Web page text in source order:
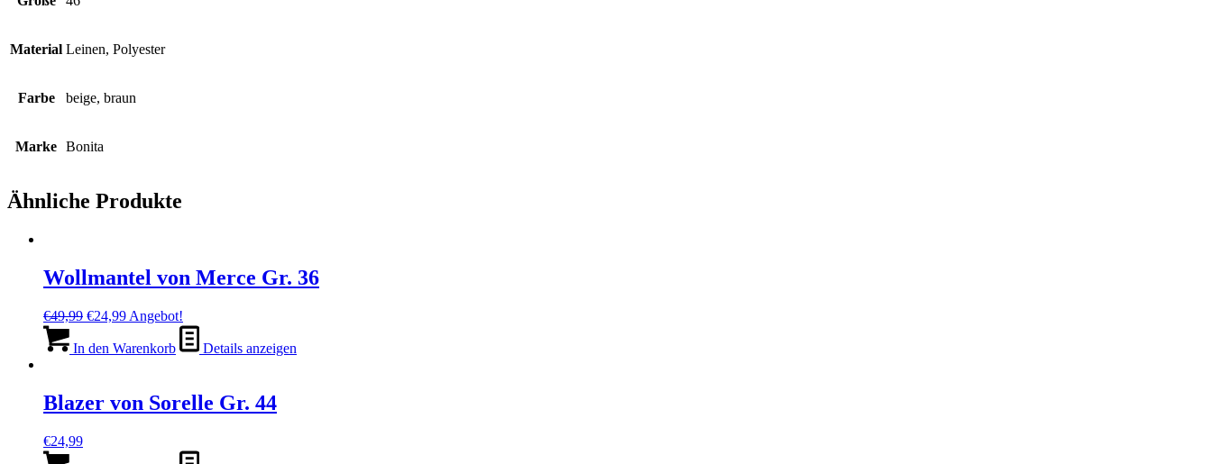
Material Leinen, Polyester
Farbe beige, braun
Marke Bonita
Ähnliche Produkte
Wollmantel von Merce Gr. 36
€49,99 Ursprünglicher
war:
€24,99Aktueller
ist:
Angebot!
In den Warenkorb Details anzeigen
Blazer von Sorelle Gr. 44
€24,99